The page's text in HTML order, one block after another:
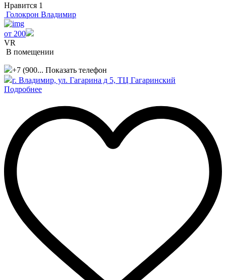
Нравится 1
Голокрон Владимир
от 200
VR
В помещении
+7 (900... Показать телефон
г. Владимир, ул. Гагарина д 5, ТЦ Гагаринский
Подробнее